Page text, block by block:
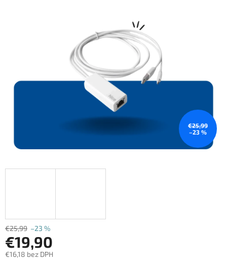
€25,99
–23 %
€25,99 –23 %
€19,90
€16,18 bez DPH